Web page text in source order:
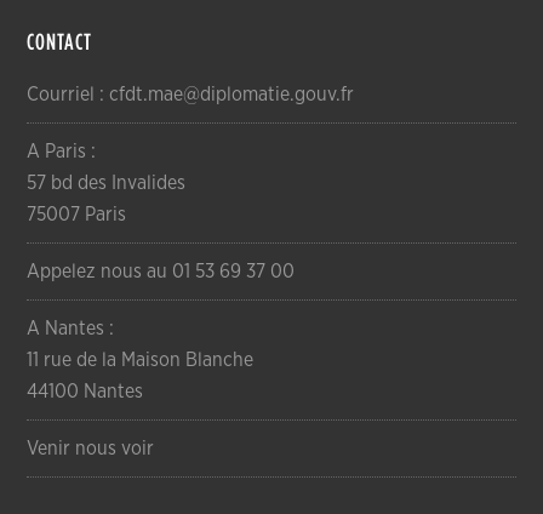
CONTACT
Courriel : cfdt.mae@diplomatie.gouv.fr
A Paris :
57 bd des Invalides
75007 Paris
Appelez nous au 01 53 69 37 00
A Nantes :
11 rue de la Maison Blanche
44100 Nantes
Venir nous voir